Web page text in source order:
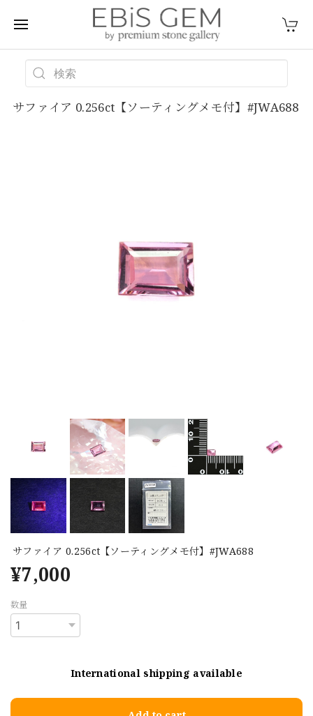
サファイア 0.256ct【ソーティングメモ付】#JWA688
サファイア 0.256ct【ソーティングメモ付】#JWA688
¥7,000
数量
International shipping available